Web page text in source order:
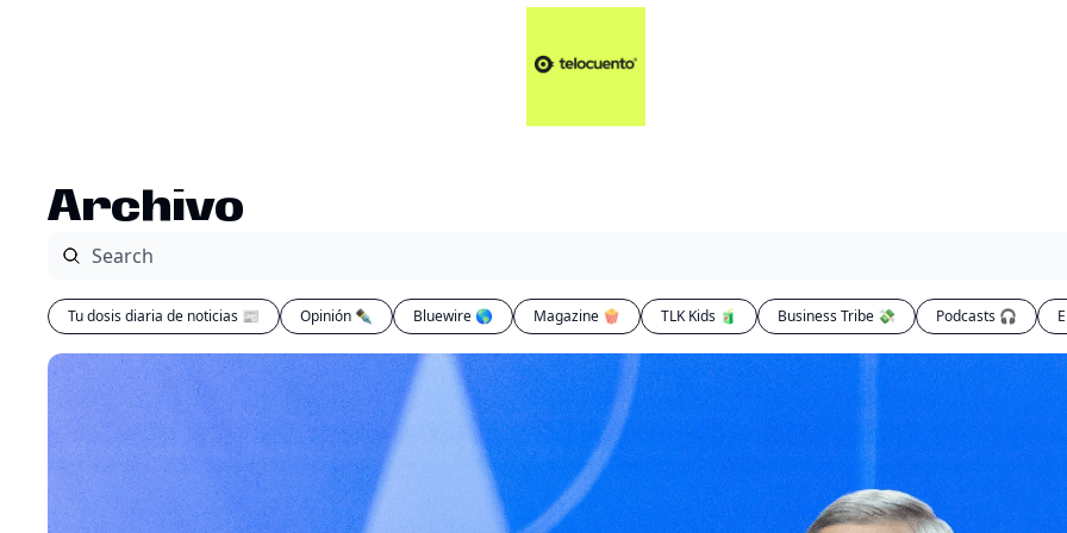
Archivo
Tu dosis diaria de noticias 📰 Opinión ✒️ Bluewire 🌎 Magazine 🍿 TLK Kids 🧃 Business Tribe 💸 Podcasts 🎧